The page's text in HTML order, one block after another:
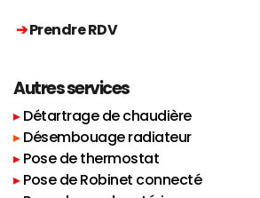
➔ Prendre RDV
Autres services
▸ Détartrage de chaudière
▸Désembouage radiateur
▸ Pose de thermostat
▸ Pose de Robinet connecté